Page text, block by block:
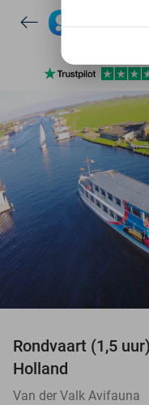
7
7
Rondvaart (1,5
Holland
Van der Valk Avifauna